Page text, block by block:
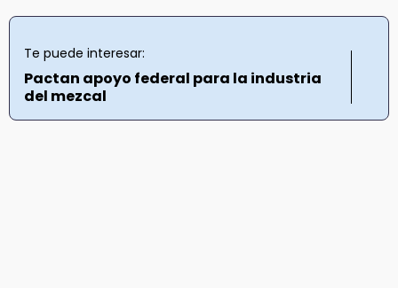
Te puede interesar:
Pactan apoyo federal para la industria
del mezcal